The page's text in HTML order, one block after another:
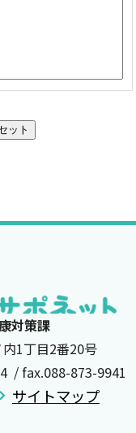
対策課
1丁目2番20号
/ fax.088-873-9941
サイトマップ